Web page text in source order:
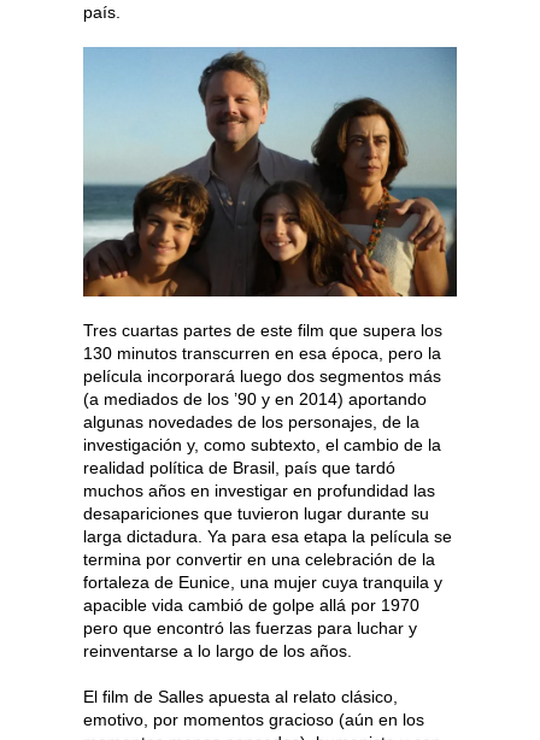
país.
Tres cuartas partes de este film que supera los
130 minutos transcurren en esa época, pero la
película incorporará luego dos segmentos más
(a mediados de los ’90 y en 2014) aportando
algunas novedades de los personajes, de la
investigación y, como subtexto, el cambio de la
realidad política de Brasil, país que tardó
muchos años en investigar en profundidad las
desapariciones que tuvieron lugar durante su
larga dictadura. Ya para esa etapa la película se
termina por convertir en una celebración de la
fortaleza de Eunice, una mujer cuya tranquila y
apacible vida cambió de golpe allá por 1970
pero que encontró las fuerzas para luchar y
reinventarse a lo largo de los años.
El film de Salles apuesta al relato clásico,
emotivo, por momentos gracioso (aún en los